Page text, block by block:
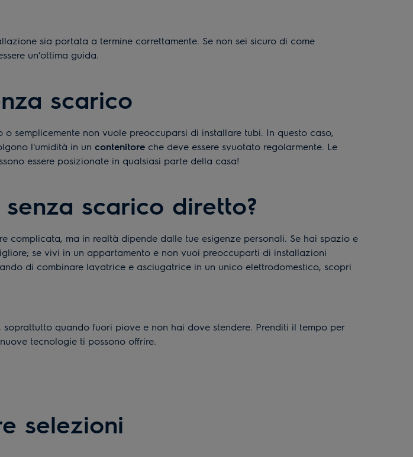
sia portata a termine correttamente. Se non sei sicuro di come
un’ottima guida.
scarico
semplicemente non vuole preoccuparsi di installare tubi. In questo caso,
l'umidità in un contenitore che deve essere svuotato regolarmente. Le
essere posizionate in qualsiasi parte della casa!
scarico diretto?
complicata, ma in realtà dipende dalle tue esigenze personali. Se hai spazio e
se vivi in un appartamento e non vuoi preoccuparti di installazioni
di combinare lavatrice e asciugatrice in un unico elettrodomestico, scopri
soprattutto quando fuori piove e non hai dove stendere. Prenditi il tempo per
tecnologie ti possono offrire.
selezioni